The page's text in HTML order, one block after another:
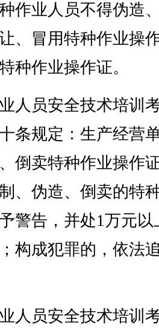
作业人员不得伪造
、冒用特种作业操
种作业操作证。
员安全技术培训
条规定：生产经营
倒卖特种作业操作
、伪造、倒卖的特
警告，并处1万元以
构成犯罪的，依法
员安全技术培训